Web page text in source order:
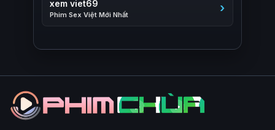
xem viet69
Phim Sex Việt Mới Nhất